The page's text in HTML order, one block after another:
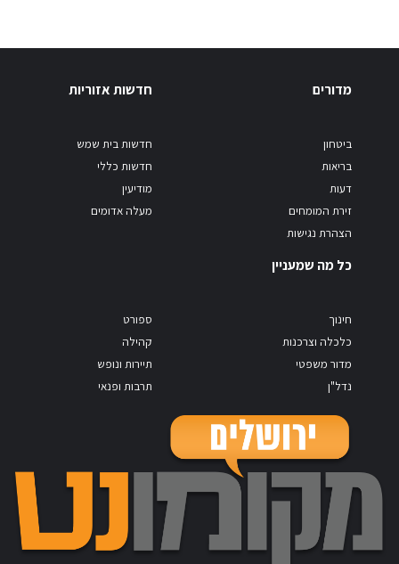
מדורים
ביטחון
בריאות
דעות
זירת המומחים
הצהרת נגישות
חדשות אזוריות
חדשות בית שמש
חדשות כללי
מודיעין
מעלה אדומים
כל מה שמעניין
חינוך
כלכלה וצרכנות
מדור משפטי
נדל"ן
ספורט
קהילה
תיירות ונופש
תרבות ופנאי